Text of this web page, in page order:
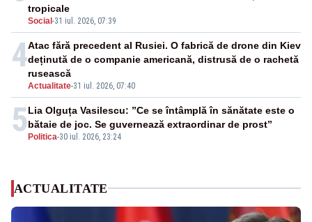
Social-31 iul. 2026, 07:39
tropicale
4
Actualitate-31 iul. 2026, 07:40
Atac fără precedent al Rusiei. O fabrică de drone din Kiev
deținută de o companie americană, distrusă de o rachetă
rusească
5Politica-30 iul. 2026, 23:24
Lia Olguța Vasilescu: ”Ce se întâmplă în sănătate este o
bătaie de joc. Se guvernează extraordinar de prost”
ACTUALITATE